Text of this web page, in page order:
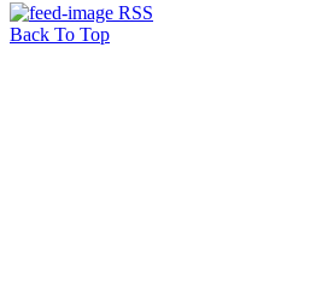
RSS
Back To Top